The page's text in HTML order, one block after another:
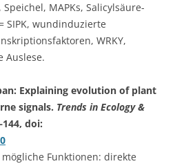
MAPKs, Salicylsäure-
SIPK, wundinduzierte
WRKY,
Auslese.
Explaining evolution of plant
signals. Trends in Ecology &
doi:
mögliche Funktionen: direkte